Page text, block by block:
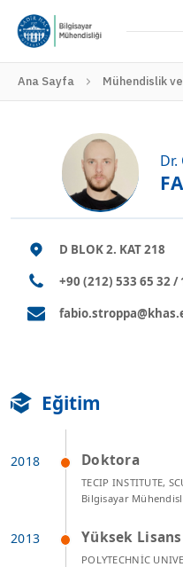
Ana Sayfa Mühendislik
Dr.
D BLOK 2. KAT 218
+90 (212) 533 65 32 /
Eğitim
Doktora
TECIP INSTITUTE,
Bilgisayar
Yüksek Lisans
POLYTECHNİC